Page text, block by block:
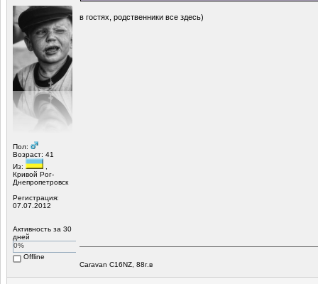
Пол:
Возраст: 41
Из:
Кривой Рог-
Днепропетровск
Регистрация:
07.07.2012
Активность за 30
дней
0%
Offline
в гостях, родственники все здесь)
Caravan C16NZ, 88г.в